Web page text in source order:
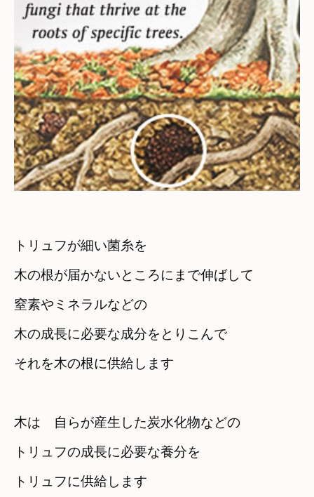
トリュフが細い菌糸を
木の根が届かないところにまで伸ばして
窒素やミネラルなどの
木の成長に必要な成分をとりこんで
それを木の根に供給します
木は　自らが産生した炭水化物などの
トリュフの成長に必要な養分を
トリュフに供給します